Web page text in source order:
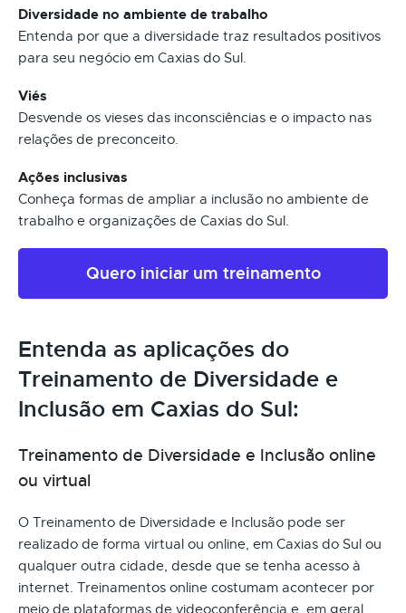
Diversidade no ambiente de trabalho
Entenda por que a diversidade traz resultados positivos
para seu negócio em Caxias do Sul.
Viés
Desvende os vieses das inconsciências e o impacto nas
relações de preconceito.
Ações inclusivas
Conheça formas de ampliar a inclusão no ambiente de
trabalho e organizações de Caxias do Sul.
Quero iniciar um treinamento
Entenda as aplicações do
Treinamento de Diversidade e
Inclusão em Caxias do Sul:
Treinamento de Diversidade e Inclusão online
ou virtual
O Treinamento de Diversidade e Inclusão pode ser
realizado de forma virtual ou online, em Caxias do Sul ou
qualquer outra cidade, desde que se tenha acesso à
internet. Treinamentos online costumam acontecer por
meio de plataformas de videoconferência e, em geral,